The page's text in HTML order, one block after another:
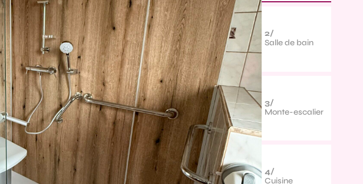
2/
Salle de bain
3/
Monte-escalier
4/
Cuisine